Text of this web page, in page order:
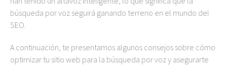
búsqueda por voz seguirá ganando terreno en el mundo del
SEO.
A continuación, te presentamos algunos consejos sobre cómo
optimizar tu sitio web para la búsqueda por voz y asegurarte